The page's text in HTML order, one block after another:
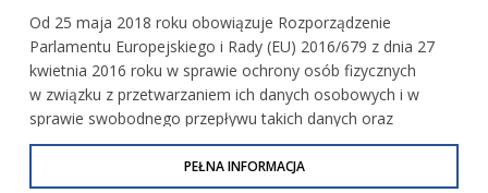
04.03.2025, 14:36 Redakcja tarnow.pl
Organizator: Katedra Ochrony Środowiska Akademii
Tarnowskiej
Miejsce: Akademia Tarnowska (budynek C, sala nr 017)
Od 25 maja 2018 roku obowiązuje Rozporządzenie
Parlamentu Europejskiego i Rady (EU) 2016/679 z dnia 27
kwietnia 2016 roku w sprawie ochrony osób fizycznych
w związku z przetwarzaniem ich danych osobowych i w
sprawie swobodnego przepływu takich danych oraz
uchylenia dyrektywy 95/46/WE (określane jako RODO, GDPR
lub Ogólne Rozporządzenie o Ochronie Danych
PEŁNA INFORMACJA